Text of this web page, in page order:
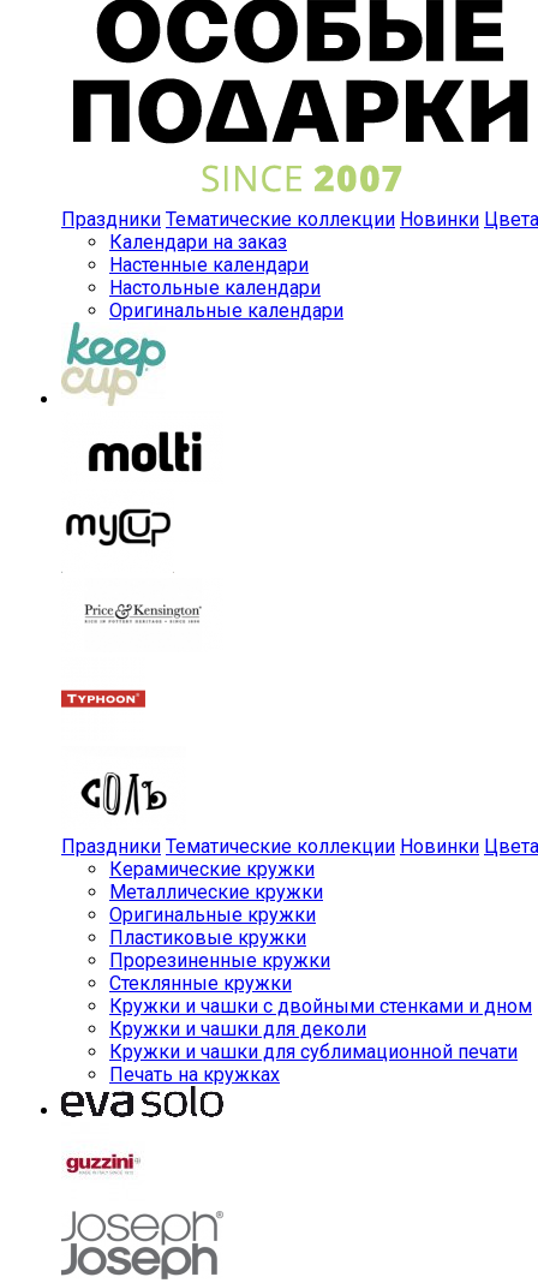
Праздники Тематические коллекции Новинки Цвета
Календари на заказ
Настенные календари
Настольные календари
Оригинальные календари
Праздники Тематические коллекции Новинки Цвета
Керамические кружки
Металлические кружки
Оригинальные кружки
Пластиковые кружки
Прорезиненные кружки
Стеклянные кружки
Кружки и чашки с двойными стенками и дном
Кружки и чашки для деколи
Кружки и чашки для сублимационной печати
Печать на кружках